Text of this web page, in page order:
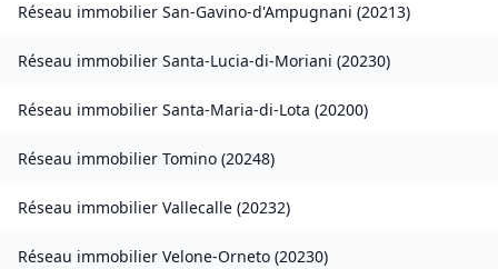
Réseau immobilier San-Gavino-d'Ampugnani (20213)
Réseau immobilier Santa-Lucia-di-Moriani (20230)
Réseau immobilier Santa-Maria-di-Lota (20200)
Réseau immobilier Tomino (20248)
Réseau immobilier Vallecalle (20232)
Réseau immobilier Velone-Orneto (20230)